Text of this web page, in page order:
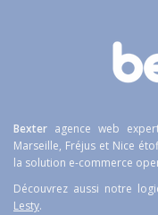
Bexter agence web
Marseille, Fréjus et Nice
la solution e-commerce
Découvrez aussi notre
Lesty.